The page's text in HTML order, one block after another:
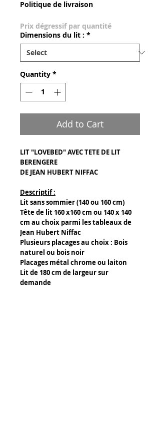
Politique de livraison
Prix dégressif par quantité
Dimensions du lit : *
Quantity *
Add to Cart
LIT "LOVEBED" AVEC TETE DE LIT
BERENGERE
DE JEAN HUBERT NIFFAC
Descriptif :
Lit sans sommier (140 ou 160 cm)
Tête de lit 160 x160 cm ou 140 x 140
cm au choix parmi les tableaux de
Jean Hubert Niffac
Plusieurs placages au choix : Bois
naturel ou bois noir
Placages métal chrome ou laiton
Lit de 180 cm de largeur sur
demande